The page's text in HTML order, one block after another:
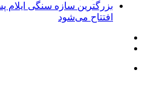
افتتاح می‌شود